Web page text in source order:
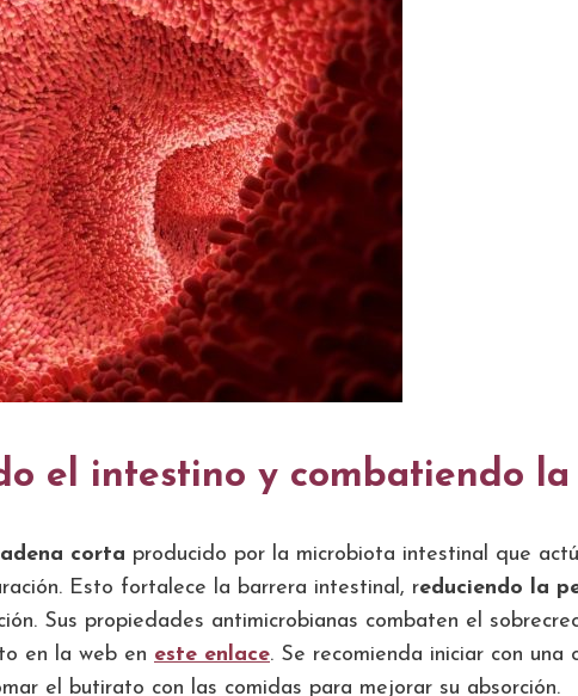
el intestino y combatiendo
corta producido por la microbiota intestinal que
Esto fortalece la barrera intestinal, reduciendo la
Sus propiedades antimicrobianas combaten el
en la web en este enlace. Se recomienda iniciar con
el butirato con las comidas para mejorar su absorción.